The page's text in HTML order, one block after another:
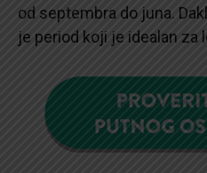
od septembra do juna.
je period koji je idealan za